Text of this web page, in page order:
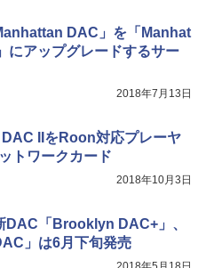
DAC」を「Manhat
にアップグレードするサー
2018年7月13日
IIをRoon対応プレーヤ
トワークカード
2018年10月3日
DAC「Brooklyn DAC+」、
」は6月下旬発売